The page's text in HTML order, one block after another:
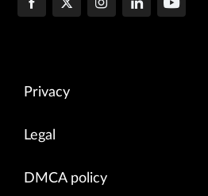
Privacy
Legal
DMCA policy